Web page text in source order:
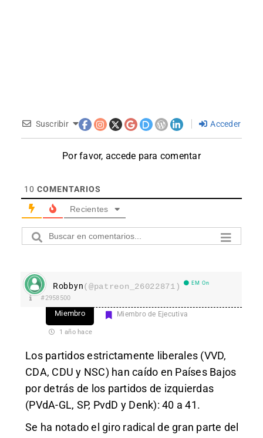
Suscribir Acceder
Por favor, accede para comentar
10 COMENTARIOS
Recientes
Robbyn(@patreon_26022871) EM On
#2958500
Miembro Miembro de Ejecutiva
1 año hace
Los partidos estrictamente liberales (VVD,
CDA, CDU y NSC) han caído en Países Bajos
por detrás de los partidos de izquierdas
(PVdA-GL, SP, PvdD y Denk): 40 a 41.
Se ha notado el giro radical de gran parte del